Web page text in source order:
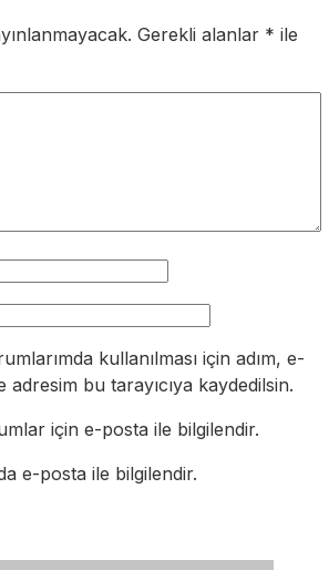
Gerekli alanlar * ile
kullanılması için adım, e-
adresim bu tarayıcıya kaydedilsin.
için e-posta ile bilgilendir.
e-posta ile bilgilendir.